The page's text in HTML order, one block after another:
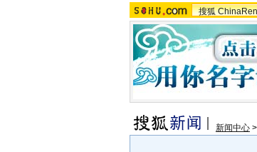
搜狐 ChinaRen
新闻中心 >